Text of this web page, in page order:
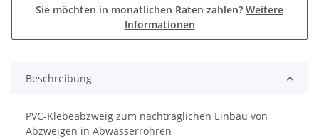
Sie möchten in monatlichen Raten zahlen? Weitere
Informationen
Beschreibung
PVC-Klebeabzweig zum nachträglichen Einbau von
Abzweigen in Abwasserrohren